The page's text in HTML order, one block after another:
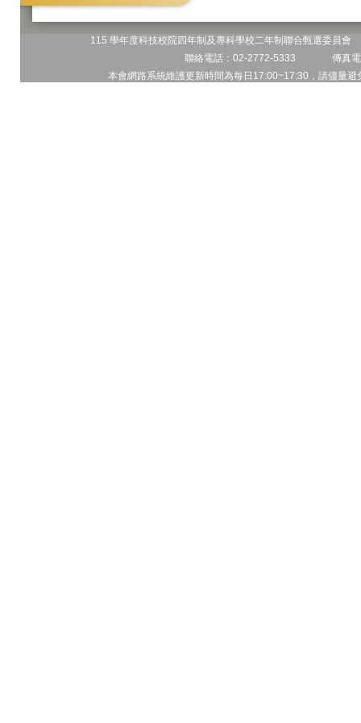
115 學年度科技校院四年制及專科學校二年制聯合甄選委員
聯絡電話：02-2772-5333 傳真
本會網路系統維護更新時間為每日17:00~17:30，請儘量